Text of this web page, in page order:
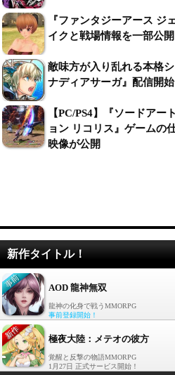
『ファンタジーアース ジ
イクと戦場情報を一部公開
敵味方が入り乱れる本格
ナディアサーガ』配信開始
【PC/PS4】『ソードア
ョン リコリス』ゲームの
映像が公開
新作タイトル！
AOD 龍神無双
龍神の化身で戦うMMORPG
事前登録開始！
極夜大陸：メテオの彼方
覚醒と反撃の物語MMORPG
1月27日 正式サービス開始！